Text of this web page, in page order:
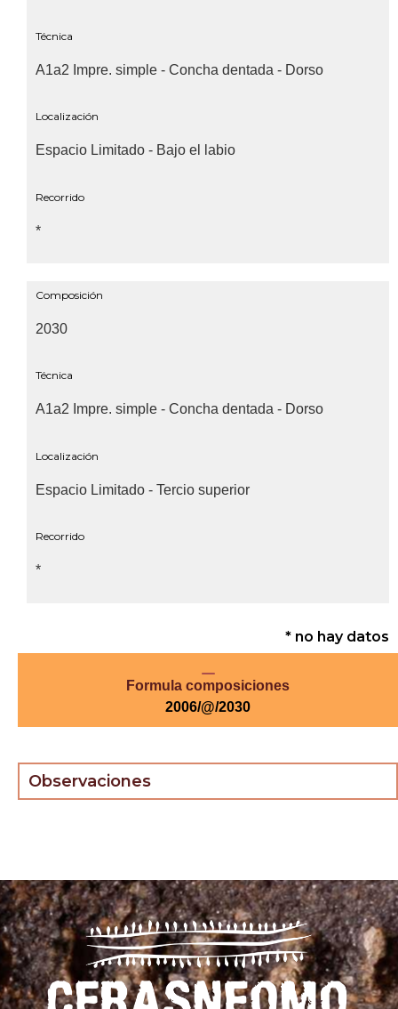
Técnica
A1a2 Impre. simple - Concha dentada - Dorso
Localización
Espacio Limitado - Bajo el labio
Recorrido
*
Composición
2030
Técnica
A1a2 Impre. simple - Concha dentada - Dorso
Localización
Espacio Limitado - Tercio superior
Recorrido
*
* no hay datos
Formula composiciones
2006/@/2030
Observaciones